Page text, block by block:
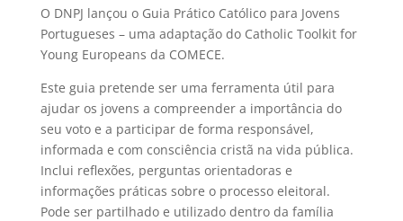
O DNPJ lançou o Guia Prático Católico para Jovens
Portugueses – uma adaptação do Catholic Toolkit for
Young Europeans da COMECE.
Este guia pretende ser uma ferramenta útil para
ajudar os jovens a compreender a importância do
seu voto e a participar de forma responsável,
informada e com consciência cristã na vida pública.
Inclui reflexões, perguntas orientadoras e
informações práticas sobre o processo eleitoral.
Pode ser partilhado e utilizado dentro da família